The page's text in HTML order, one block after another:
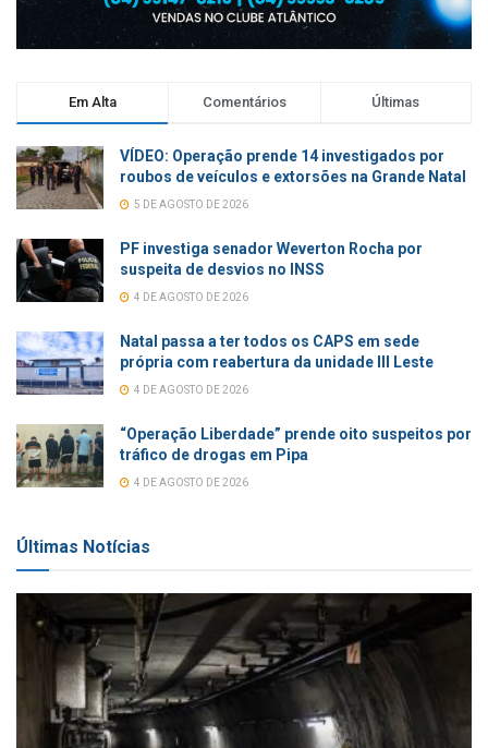
Em Alta Comentários Últimas
VÍDEO: Operação prende 14 investigados por
roubos de veículos e extorsões na Grande Natal
5 DE AGOSTO DE 2026
PF investiga senador Weverton Rocha por
suspeita de desvios no INSS
4 DE AGOSTO DE 2026
Natal passa a ter todos os CAPS em sede
própria com reabertura da unidade III Leste
4 DE AGOSTO DE 2026
“Operação Liberdade” prende oito suspeitos por
tráfico de drogas em Pipa
4 DE AGOSTO DE 2026
Últimas Notícias